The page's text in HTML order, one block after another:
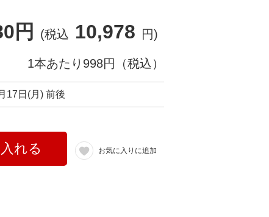
円 (税込 10,978 円)
1本あたり998円（税込）
17日(月) 前後
れる お気に入りに追加